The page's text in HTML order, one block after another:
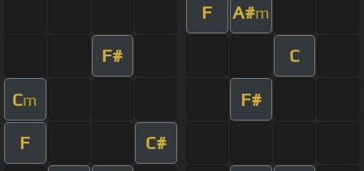
F A#m
F# C
Cm F#
F C#